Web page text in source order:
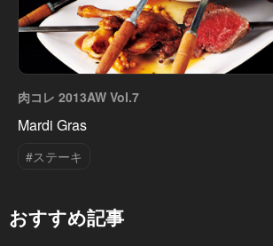
肉コレ 2013AW Vol.7
Mardi Gras
#ステーキ
おすすめ記事